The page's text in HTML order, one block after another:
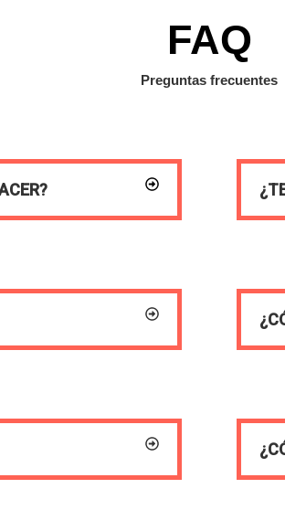
FAQ
Preguntas frecuentes